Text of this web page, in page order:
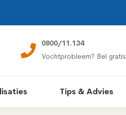
0800/11.134
Vochtprobleem? Bel gratis
Tips & Advies